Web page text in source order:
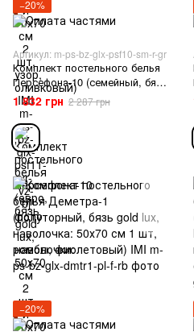
−20%
Артикул: m-ps-bz-glx-psf10-sm-r-gr
Комплект постельного белья
Персефона-10 (семейный, бязь
gold lux, наволочки: 50х70 см
2 шт и 70х70 см 2 шт, зеленые
ромбы, графит) IMI
1 832 грн 2 287 грн
−20%